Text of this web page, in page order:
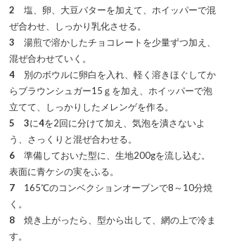
2 塩、卵、大豆バターを加えて、ホイッパーで混
ぜ合わせ、しっかり乳化させる。
3 湯煎で溶かしたチョコレートを少量ずつ加え、
混ぜ合わせていく。
4 別のボウルに卵白を入れ、軽く溶きほぐしてか
らブラウンシュガー15ｇを加え、ホイッパーで泡
立てて、しっかりしたメレンゲを作る。
5
3に4を2回に分けて加え、気泡を潰さないよ
う、さっくりと混ぜ合わせる。
6 準備しておいた型に、生地200gを流し込む。
表面に青ケシの実をふる。
7 165℃のコンベクションオーブンで8～10分焼
く。
8 焼き上がったら、型から出して、網の上で冷ま
す。